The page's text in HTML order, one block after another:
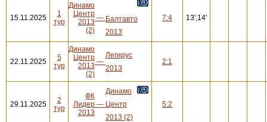
15.11.2025
1
тур
Динамо
Центр
2013
(2)
— Балтавто
2013
7:4 13',14'
22.11.2025
5
тур
Динамо
Центр
2013
(2)
—
Легирус
2013
2:1
29.11.2025
2
тур
ФК
Лидер
2013
—
Динамо
Центр
2013 (2)
5:2